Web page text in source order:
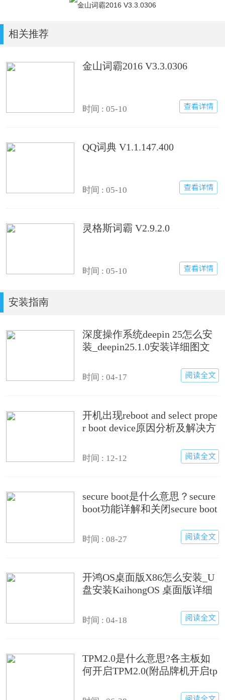
相关推荐
金山词霸2016 V3.3.0306
时间 : 05-10
QQ词典 V1.1.147.400
时间 : 05-10
灵格斯词霸 V2.9.2.0
时间 : 05-10
安装指南
深度操作系统deepin 25怎么安
装_deepin25.1.0安装详细图文
时间 : 04-17
开机出现reboot and select prope
r boot device原因分析及解决方
时间 : 12-12
secure boot是什么意思？secure
boot功能详解和关闭secure boot
时间 : 08-27
开鸿OS桌面版X86怎么安装_U
盘安装KaihongOS 桌面版详细
时间 : 04-18
TPM2.0是什么意思?各主板如
何开启TPM2.0(附品牌机开启tp